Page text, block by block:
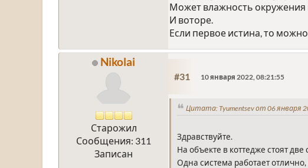
Может влажность окружения
И воторе.
Если первое истина, то
Nikolai
Старожил
Сообщения: 311
Записан
#31 10 января 2022, 08:21:55
Цитата: Tyumentsev от 06 января
Здравствуйте.
На объекте в коттедже стоят
Одна система работает